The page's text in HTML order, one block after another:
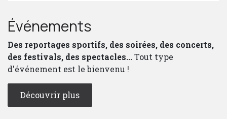
Événements
Des reportages sportifs, des soirées, des concerts,
des festivals, des spectacles...Tout type
d'événement est le bienvenu !
Découvrir plus